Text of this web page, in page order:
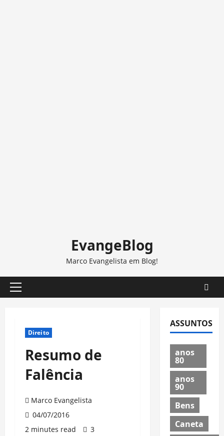
EvangeBlog
Marco Evangelista em Blog!
Primary
Direito
Resumo de
Falência
Marco Evangelista
04/07/2016
2 minutes read
3
ASSUNTOS
anos
80
anos
90
Bens
Caneta